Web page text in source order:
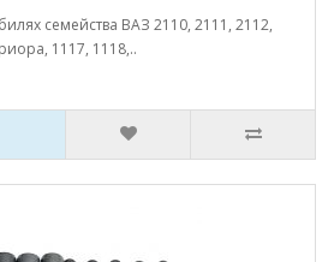
семейства ВАЗ 2110, 2111, 2112,
1117, 1118,..